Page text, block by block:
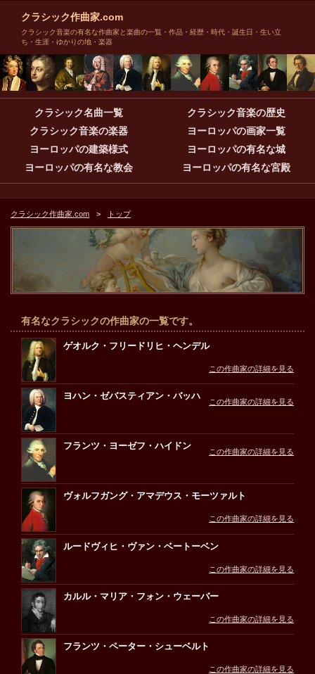
クラシック作曲家.com
クラシック音楽の有名な作曲家と楽曲の一覧・作品・経歴・時代・誕生日・生い立
ち・生涯・ゆかりの地・楽器
クラシック名曲一覧
クラシック音楽の歴史
クラシック音楽の楽器
ヨーロッパの画家一覧
ヨーロッパの建築様式
ヨーロッパの有名な城
ヨーロッパの有名な教会
ヨーロッパの有名な宮殿
クラシック作曲家.com トップ
有名なクラシックの作曲家の一覧です。
ゲオルク・フリードリヒ・ヘンデル
この作曲家の詳細を見る
ヨハン・ゼバスティアン・バッハ
この作曲家の詳細を見る
フランツ・ヨーゼフ・ハイドン
この作曲家の詳細を見る
ヴォルフガング・アマデウス・モーツァルト
この作曲家の詳細を見る
ルードヴィヒ・ヴァン・ベートーベン
この作曲家の詳細を見る
カルル・マリア・フォン・ウェーバー
この作曲家の詳細を見る
フランツ・ペーター・シューベルト
この作曲家の詳細を見る